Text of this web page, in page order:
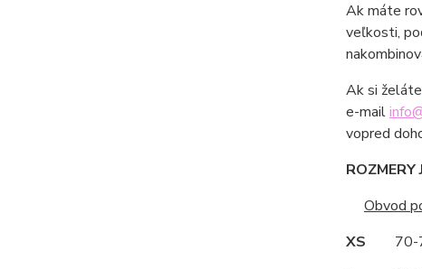
Ak máte
veľkosti,
Ak si
e-mail
vopred
ROZMERY
Obvod
XS